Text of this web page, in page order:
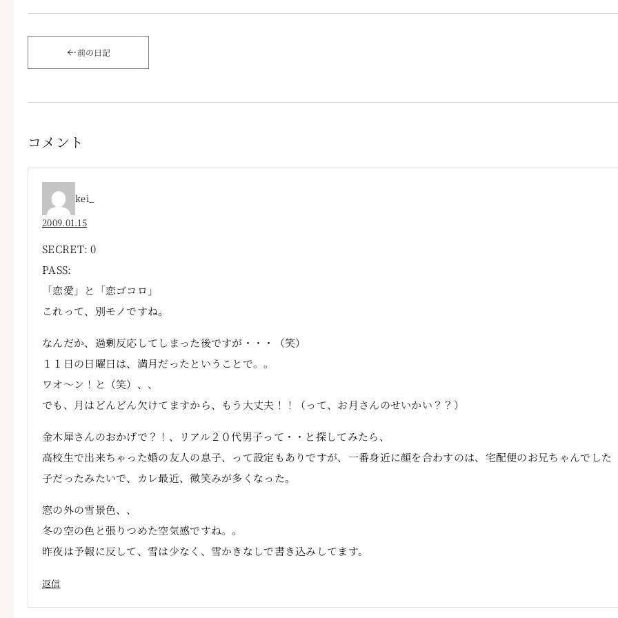
前の日記
コメント
kei_
2009.01.15
SECRET: 0
PASS:
「恋愛」と「恋ゴコロ」
これって、別モノですね。
なんだか、過剰反応してしまった後ですが・・・（笑）
１１日の日曜日は、満月だったということで。。
ワオ～ン！と（笑）、、
でも、月はどんどん欠けてますから、もう大丈夫！！（って、お月さんのせいかい？？）
金木犀さんのおかげで？！、リアル２０代男子って・・と探してみたら、
高校生で出来ちゃった婚の友人の息子、って設定もありですが、一番身近に顔を合わすのは、宅配便のお兄ちゃんでし
子だったみたいで、カレ最近、微笑みが多くなった。
窓の外の雪景色、、
冬の空の色と張りつめた空気感ですね。。
昨夜は予報に反して、雪は少なく、雪かきなしで書き込みしてます。
返信